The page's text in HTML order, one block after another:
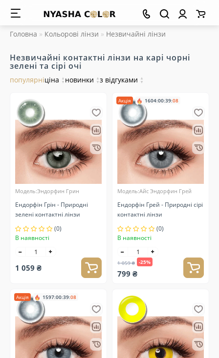
Головна Кольорові лінзи Незвичайні лінзи
Незвичайні контактні лінзи на карі чорні
зелені та сірі очі
популярніціна ▲
▼ новинки ▲
▼з відгуками ▲
▼
Модель:Эндорфин Грин
Ендорфін Грін - Природні
зелені контактні лінзи
(0)
В наявності
1 059 ₴
Акція 1604:00:39:07
Модель:Айс Эндорфин Грей
Ендорфін Грей - Природні сірі
контактні лінзи
(0)
В наявності
1 059 ₴ -25%
799 ₴
Акція 1597:00:39:07